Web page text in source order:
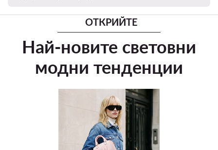
ОТКРИЙТЕ
Най-новите световни
модни тенденции